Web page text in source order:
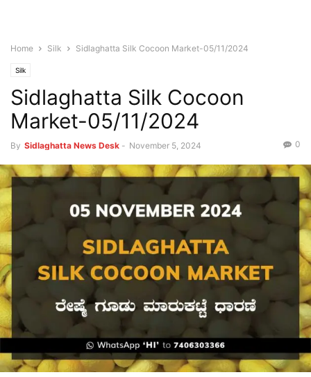
Home Silk Sidlaghatta Silk Cocoon Market-05/11/2024
Silk
Sidlaghatta Silk Cocoon
Market-05/11/2024
By Sidlaghatta News Desk - November 5, 2024 0